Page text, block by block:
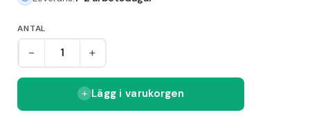
ANTAL
- +
Lägg i varukorgen